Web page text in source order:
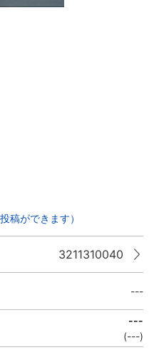
稿ができます）
3211310040
---
---
(---)